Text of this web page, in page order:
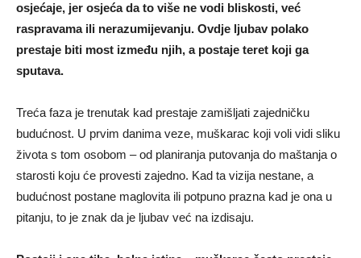
osjećaje, jer osjeća da to više ne vodi bliskosti, već
raspravama ili nerazumijevanju. Ovdje ljubav polako
prestaje biti most između njih, a postaje teret koji ga
sputava.
Treća faza je trenutak kad prestaje zamišljati zajedničku
budućnost. U prvim danima veze, muškarac koji voli vidi sliku
života s tom osobom – od planiranja putovanja do maštanja o
starosti koju će provesti zajedno. Kad ta vizija nestane, a
budućnost postane maglovita ili potpuno prazna kad je ona u
pitanju, to je znak da je ljubav već na izdisaju.